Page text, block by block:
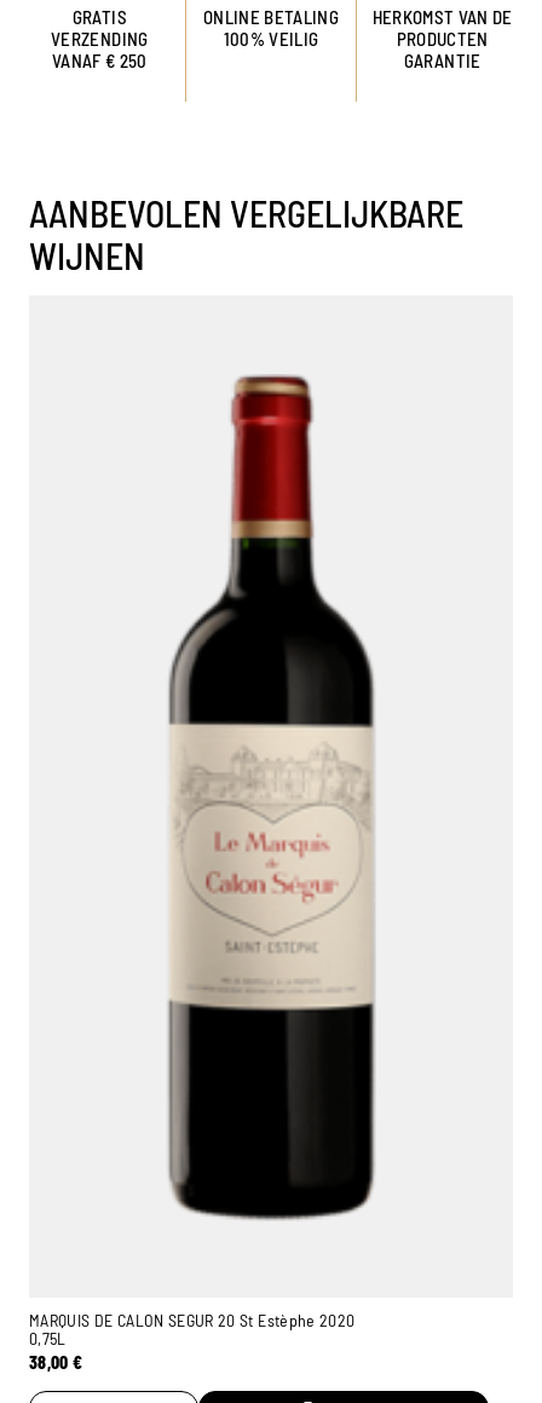
GRATIS
VERZENDING
VANAF € 250
ONLINE BETALING
100% VEILIG
HERKOMST VAN DE
PRODUCTEN
GARANTIE
AANBEVOLEN VERGELIJKBARE
WIJNEN
MARQUIS DE CALON SEGUR 20 St Estèphe 2020
0,75L
38,00€